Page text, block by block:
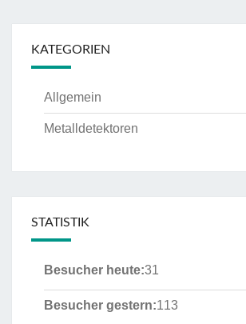
KATEGORIEN
Allgemein
Metalldetektoren
STATISTIK
Besucher heute:31
Besucher gestern:113